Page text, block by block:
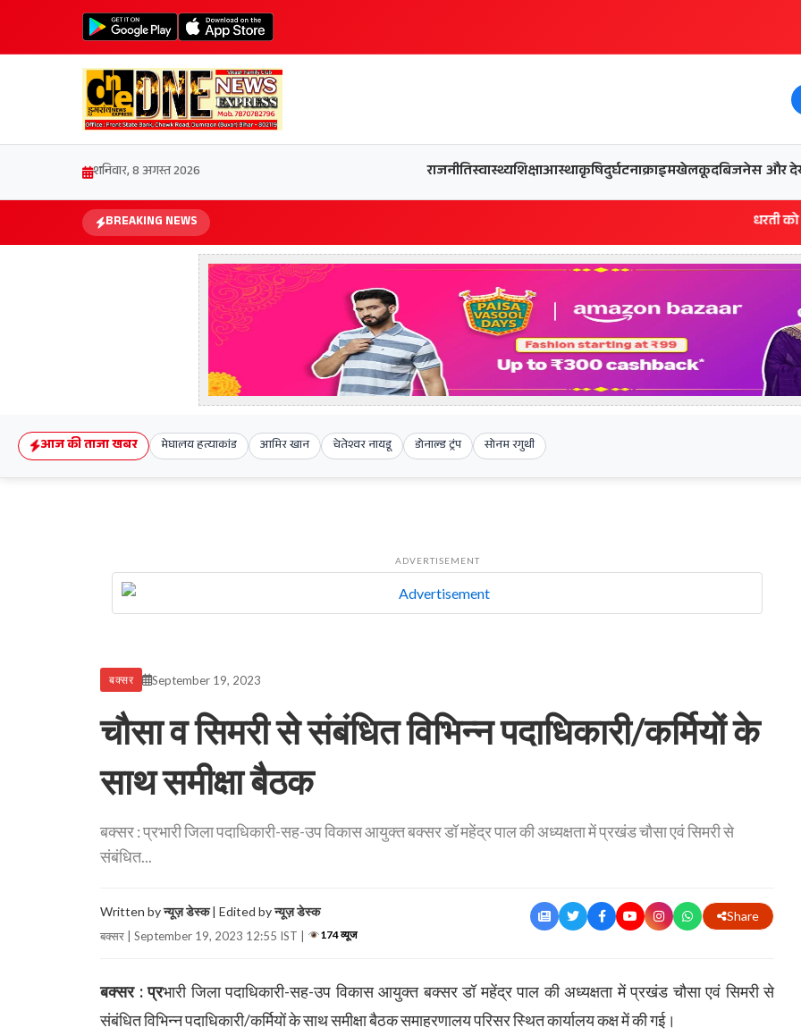
शनिवार, 8 अगस्त 2026 राजनीतिस्वास्थ्यशिक्षाआस्थाकृषिदुर्घटनाक्राइमखेलकूदबिजनेसऔर
BREAKING NEWS धरती को बचाने एवं
आज की ताजा खबर मेघालय हत्याकांड आमिर खान चेतेश्वर नायडू डोनाल्ड ट्रंप सोनम रगुथी
ADVERTISEMENT
बक्सर September 19, 2023
चौसा व सिमरी से संबंधित विभिन्न पदाधिकारी/कर्मियों के
साथ समीक्षा बैठक
बक्सर : प्रभारी जिला पदाधिकारी-सह-उप विकास आयुक्त बक्सर डॉ महेंद्र पाल की अध्यक्षता में प्रखंड चौसा एवं सिमरी से
संबंधित...
Written byन्यूज़ डेस्क| Edited byन्यूज़ डेस्क
बक्सर | September 19, 2023 12:55 IST | 174 व्यूज
Share
बक्सर : प्रभारी जिला पदाधिकारी-सह-उप विकास आयुक्त बक्सर डॉ महेंद्र पाल की अध्यक्षता में प्रखंड चौसा एवं सिमरी से
संबंधित विभिन्न पदाधिकारी/कर्मियों के साथ समीक्षा बैठक समाहरणालय परिसर स्थित कार्यालय कक्ष में की गई।